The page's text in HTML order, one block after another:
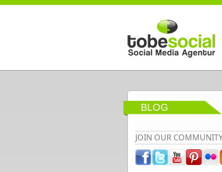
Direkt zum Inhalt
BLOG
JOIN OUR